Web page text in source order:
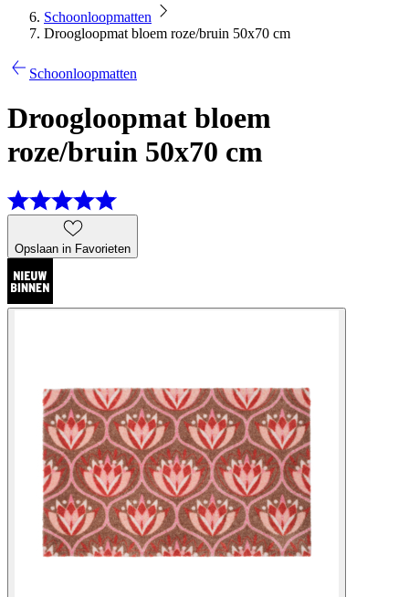
Schoonloopmatten
Droogloopmat bloem roze/bruin 50x70 cm
Schoonloopmatten
Droogloopmat bloem
roze/bruin 50x70 cm
Opslaan in Favorieten